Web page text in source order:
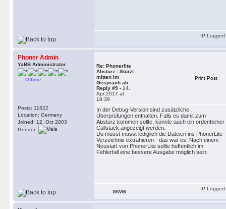
IP Logged
Phoner Admin
YaBB Administrator
Offline
Posts: 11822
Location: Germany
Joined: 12. Oct 2003
Gender:
Re: Phonerlite
Absturz ..Stürzt
mitten im
Gespräch ab
Reply #9 - 14.
Apr 2017 at
18:39
Print Post
In der Debug-Version sind zusätzliche
Überprüfungen enthalten. Falls es damit zum
Absturz kommen sollte, könnte auch ein ordentlicher
Callstack angezeigt werden.
Du musst musst lediglich die Dateien ins PhonerLite-
Verzeichnis extrahieren - das war es. Nach einem
Neustart von PhonerLite sollte hoffentlich im
Fehlerfall eine bessere Ausgabe möglich sein.
WWW
IP Logged